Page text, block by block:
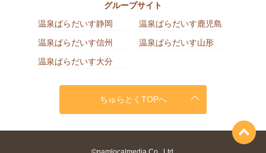
グループサイト
温泉ぱらだいす静岡
温泉ぱらだいす鹿児島
温泉ぱらだいす信州
温泉ぱらだいす山形
温泉ぱらだいす大分
ちゅらとくTOPへ
©pamlocalmedia Co., Ltd.